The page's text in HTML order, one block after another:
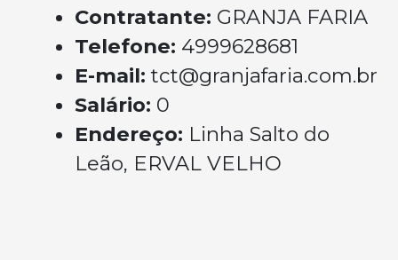
Contratante: GRANJA FARIA
Telefone: 4999628681
E-mail:tct@granjafaria.com.br
Salário: 0
Endereço: Linha Salto do
Leão, ERVAL VELHO